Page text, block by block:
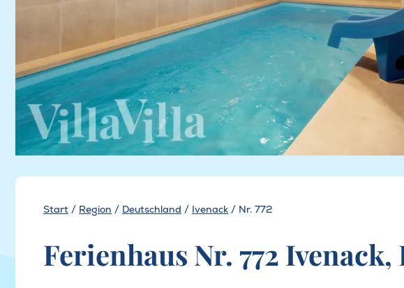
Start / Region / Deutschland / Ivenack / Nr. 772
Ferienhaus Nr. 772